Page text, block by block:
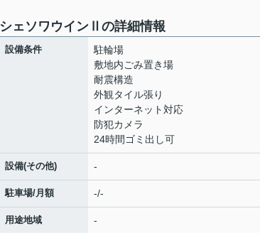
シェソワウインⅡの詳細情報
設備条件
駐輪場
敷地内ごみ置き場
耐震構造
外観タイル張り
インターネット対応
防犯カメラ
24時間ゴミ出し可
設備(その他) -
駐車場/月額 -/-
用途地域 -